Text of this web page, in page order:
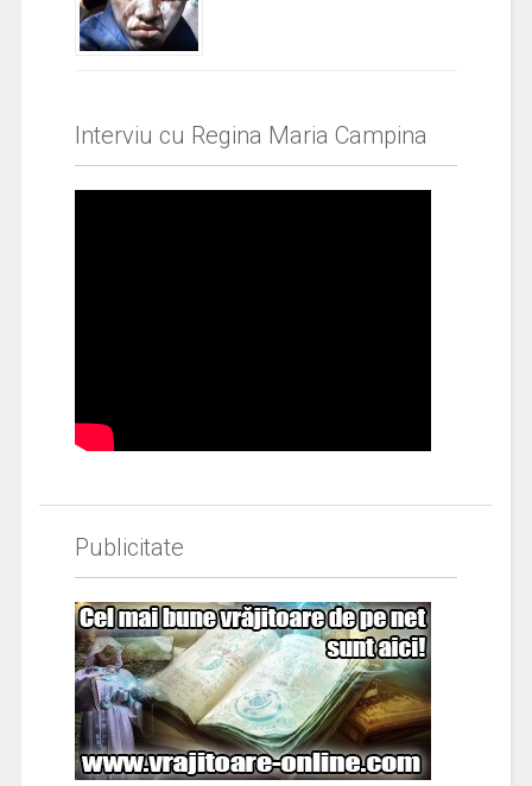
Interviu cu Regina Maria Campina
Publicitate